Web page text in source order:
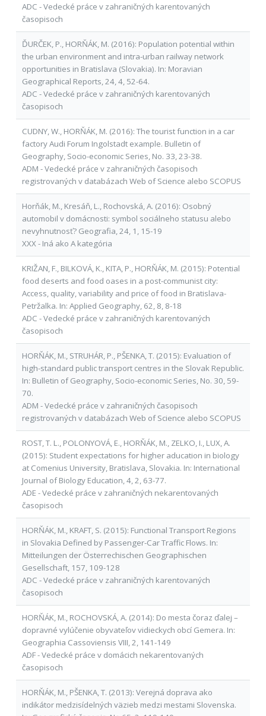
ADC - Vedecké práce v zahraničných karentovaných
časopisoch
ĎURČEK, P., HORŇÁK, M. (2016): Population potential within
the urban environment and intra-urban railway network
opportunities in Bratislava (Slovakia). In: Moravian
Geographical Reports, 24, 4, 52-64.
ADC - Vedecké práce v zahraničných karentovaných
časopisoch
CUDNY, W., HORŇÁK, M. (2016): The tourist function in a car
factory Audi Forum Ingolstadt example. Bulletin of
Geography, Socio-economic Series, No. 33, 23-38.
ADM - Vedecké práce v zahraničných časopisoch
registrovaných v databázach Web of Science alebo SCOPUS
Horňák, M., Kresáň, L., Rochovská, A. (2016): Osobný
automobil v domácnosti: symbol sociálneho statusu alebo
nevyhnutnosť? Geografia, 24, 1, 15-19
XXX - Iná ako A kategória
KRIŽAN, F., BILKOVÁ, K., KITA, P., HORŇÁK, M. (2015): Potential
food deserts and food oases in a post-communist city:
Access, quality, variability and price of food in Bratislava-
Petržalka. In: Applied Geography, 62, 8, 8-18
ADC - Vedecké práce v zahraničných karentovaných
časopisoch
HORŇÁK, M., STRUHÁR, P., PŠENKA, T. (2015): Evaluation of
high-standard public transport centres in the Slovak Republic.
In: Bulletin of Geography, Socio-economic Series, No. 30, 59-
70.
ADM - Vedecké práce v zahraničných časopisoch
registrovaných v databázach Web of Science alebo SCOPUS
ROST, T. L., POLONYOVÁ, E., HORŇÁK, M., ZELKO, I., LUX, A.
(2015): Student expectations for higher aducation in biology
at Comenius University, Bratislava, Slovakia. In: International
Journal of Biology Education, 4, 2, 63-77.
ADE - Vedecké práce v zahraničných nekarentovaných
časopisoch
HORŇÁK, M., KRAFT, S. (2015): Functional Transport Regions
in Slovakia Defined by Passenger-Car Traffic Flows. In:
Mitteilungen der Österrechischen Geographischen
Gesellschaft, 157, 109-128
ADC - Vedecké práce v zahraničných karentovaných
časopisoch
HORŇÁK, M., ROCHOVSKÁ, A. (2014): Do mesta čoraz ďalej –
dopravné vylúčenie obyvateľov vidieckych obcí Gemera. In:
Geographia Cassoviensis VIII, 2, 141-149
ADF - Vedecké práce v domácich nekarentovaných
časopisoch
HORŇÁK, M., PŠENKA, T. (2013): Verejná doprava ako
indikátor medzisídelných väzieb medzi mestami Slovenska.